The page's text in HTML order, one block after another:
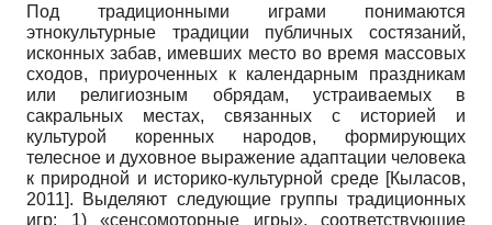
Под традиционными играми понимаются
этнокультурные традиции публичных состязаний,
исконных забав, имевших место во время массовых
сходов, приуроченных к календарным праздникам
или религиозным обрядам, устраиваемых в
сакральных местах, связанных с историей и
культурой коренных народов, формирующих
телесное и духовное выражение адаптации человека
к природной и историко-культурной среде [Кыласов,
2011]. Выделяют следующие группы традиционных
игр: 1) «сенсомоторные игры», соответствующие